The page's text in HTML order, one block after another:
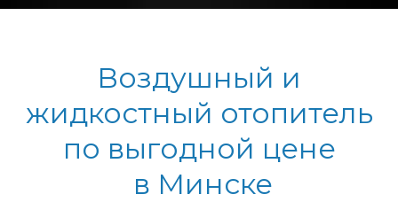
Воздушный и
жидкостный отопитель
по выгодной цене
в Минске